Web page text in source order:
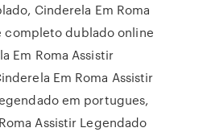
Cinderela Em Roma
completo dublado online
Em Roma Assistir
Em Roma Assistir
em portugues,
Assistir Legendado